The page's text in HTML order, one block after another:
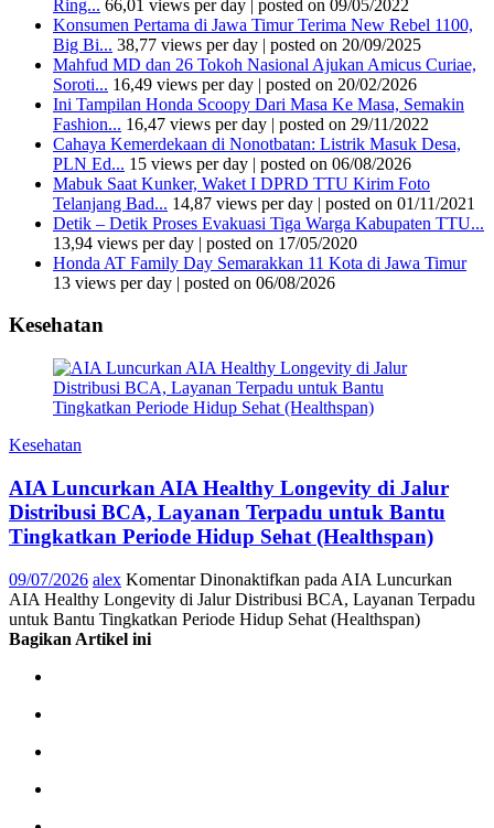
Ring... 66,01 views per day | posted on 09/05/2022
Konsumen Pertama di Jawa Timur Terima New Rebel 1100,
Big Bi... 38,77 views per day | posted on 20/09/2025
Mahfud MD dan 26 Tokoh Nasional Ajukan Amicus Curiae,
Soroti... 16,49 views per day | posted on 20/02/2026
Ini Tampilan Honda Scoopy Dari Masa Ke Masa, Semakin
Fashion... 16,47 views per day | posted on 29/11/2022
Cahaya Kemerdekaan di Nonotbatan: Listrik Masuk Desa,
PLN Ed... 15 views per day | posted on 06/08/2026
Mabuk Saat Kunker, Waket I DPRD TTU Kirim Foto
Telanjang Bad... 14,87 views per day | posted on 01/11/2021
Detik – Detik Proses Evakuasi Tiga Warga Kabupaten TTU...
13,94 views per day | posted on 17/05/2020
Honda AT Family Day Semarakkan 11 Kota di Jawa Timur
13 views per day | posted on 06/08/2026
Kesehatan
Kesehatan
AIA Luncurkan AIA Healthy Longevity di Jalur
Distribusi BCA, Layanan Terpadu untuk Bantu
Tingkatkan Periode Hidup Sehat (Healthspan)
09/07/2026 alex Komentar Dinonaktifkan pada AIA Luncurkan
AIA Healthy Longevity di Jalur Distribusi BCA, Layanan Terpadu
untuk Bantu Tingkatkan Periode Hidup Sehat (Healthspan)
Bagikan Artikel ini